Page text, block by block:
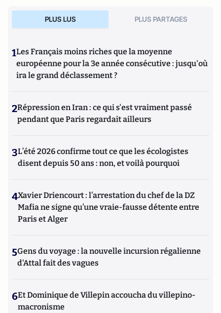
PLUS LUS PLUS PARTAGES
1Les Français moins riches que la moyenne
européenne pour la 3e année consécutive : jusqu'où
ira le grand déclassement ?
2Répression en Iran : ce qui s'est vraiment passé
pendant que Paris regardait ailleurs
3L’été 2026 confirme tout ce que les écologistes
disent depuis 50 ans : non, et voilà pourquoi
4Xavier Driencourt : l’arrestation du chef de la DZ
Mafia ne signe qu’une vraie-fausse détente entre
Paris et Alger
5Gens du voyage : la nouvelle incursion régalienne
d'Attal fait des vagues
6Et Dominique de Villepin accoucha du villepino-
macronisme